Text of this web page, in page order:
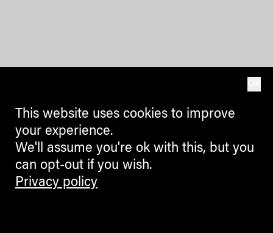
This website uses cookies to improve
your experience.
We'll assume you're ok with this, but you
can opt-out if you wish.
Privacy policy